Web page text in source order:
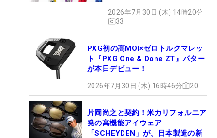
2026年7月30日 (木) 14時20分
33
PXG初の高MOI×ゼロトルクマレッ
ト『PXG One & Done ZT』パター
が本日デビュー！
2026年7月30日 (木) 16時46分 20
片岡尚之と契約！米カリフォルニア
発の高機能アイウェア
「SCHEYDEN」が、日本製造の新